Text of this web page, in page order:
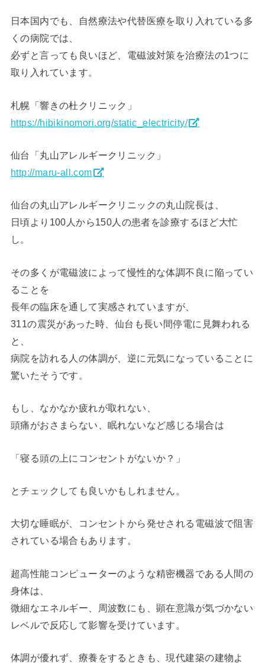
日本国内でも、自然療法や代替医療を取り入れている多
くの病院では、
必ずと言っても良いほど、電磁波対策を治療法の1つに
取り入れています。
札幌「響きの杜クリニック」
https://hibikinomori.org/static_electricity/
仙台「丸山アレルギークリニック」
http://maru-all.com
仙台の丸山アレルギークリニックの丸山院長は、
日頃より100人から150人の患者を診療するほど大忙
し。
その多くが電磁波によって慢性的な体調不良に陥ってい
ることを
長年の臨床を通して実感されていますが、
311の震災があった時、仙台も長い間停電に見舞われる
と、
病院を訪れる人の体調が、逆に元気になっていることに
驚いたそうです。
もし、なかなか疲れが取れない、
頭痛がおさまらない、眠れないなど感じる場合は
「寝る頭の上にコンセントがないか？」
とチェックしても良いかもしれません。
大切な睡眠が、コンセントから発せされる電磁波で阻害
されている場合もあります。
超高性能コンピューターのような精密機器である人間の
身体は、
微細なエネルギー、周波数にも、顕在意識が気づかない
レベルで反応して影響を受けています。
体調が優れず、療養をするときも、現代建築の建物よ